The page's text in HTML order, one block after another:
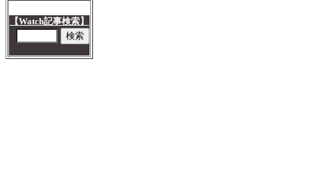
【Watch記事検索】